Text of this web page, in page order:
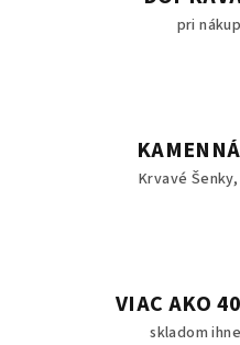
pri
Krvavé
VIAC AKO
skladom